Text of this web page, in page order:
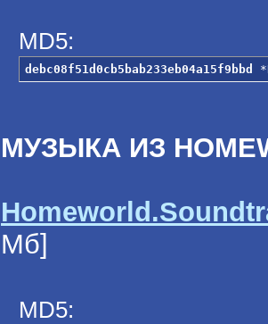
MD5:
debc08f51d0cb5bab233eb04a15f9bbd
МУЗЫКА ИЗ
Мб]
MD5: